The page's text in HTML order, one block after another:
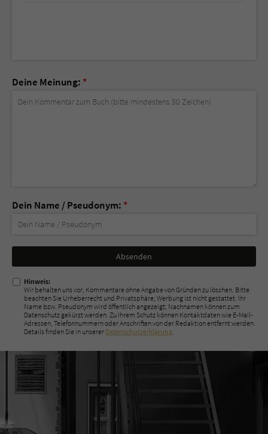
Deine Meinung: *
Dein Name / Pseudonym: *
Nicht
ausfüllen!
Hinweis:
Wir behalten uns vor, Kommentare ohne Angabe von Gründen zu löschen. Bitte
beachten Sie Urheberrecht und Privatsphäre; Werbung ist nicht gestattet. Ihr
Name bzw. Pseudonym wird öffentlich angezeigt; Nachnamen können zum
Datenschutz gekürzt werden. Zu Ihrem Schutz können Kontaktdaten wie E-Mail-
Adressen, Telefonnummern oder Anschriften von der Redaktion entfernt werden.
Details finden Sie in unserer Datenschutzerklärung